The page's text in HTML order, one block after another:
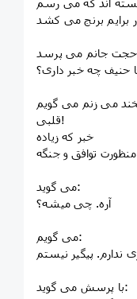
حنیف چه خبر داری؟
قلبی!
خبر که زیاده
منظورت توافق و جنگه
می گوید:
آره. چی میشه؟
می گویم:
با پرسش می گوید: